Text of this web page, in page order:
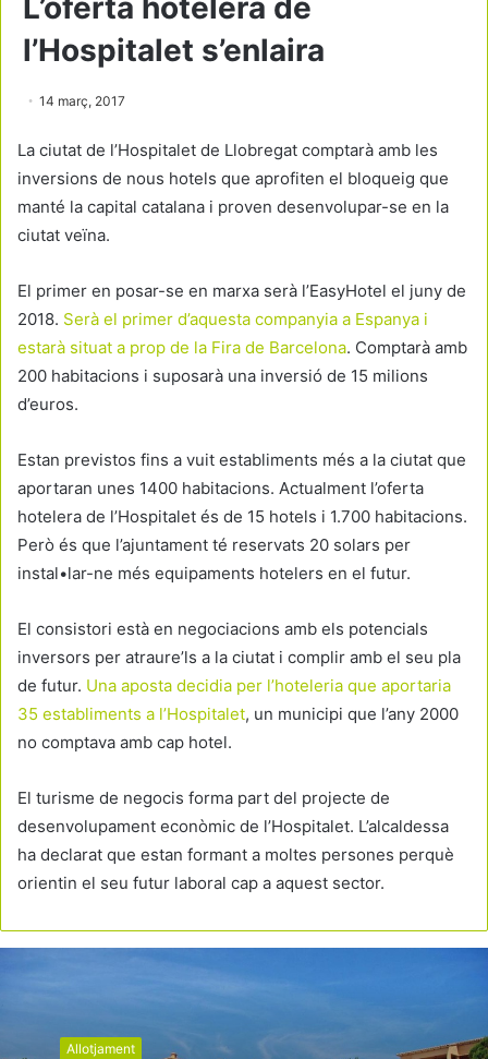
L’oferta hotelera de
l’Hospitalet s’enlaira
14 març, 2017
La ciutat de l’Hospitalet de Llobregat comptarà amb les
inversions de nous hotels que aprofiten el bloqueig que
manté la capital catalana i proven desenvolupar-se en la
ciutat veïna.
El primer en posar-se en marxa serà l’EasyHotel el juny de
2018. Serà el primer d’aquesta companyia a Espanya i
estarà situat a prop de la Fira de Barcelona. Comptarà amb
200 habitacions i suposarà una inversió de 15 milions
d’euros.
Estan previstos fins a vuit establiments més a la ciutat que
aportaran unes 1400 habitacions. Actualment l’oferta
hotelera de l’Hospitalet és de 15 hotels i 1.700 habitacions.
Però és que l’ajuntament té reservats 20 solars per
instal•lar-ne més equipaments hotelers en el futur.
El consistori està en negociacions amb els potencials
inversors per atraure’ls a la ciutat i complir amb el seu pla
de futur. Una aposta decidia per l’hoteleria que aportaria
35 establiments a l’Hospitalet, un municipi que l’any 2000
no comptava amb cap hotel.
El turisme de negocis forma part del projecte de
desenvolupament econòmic de l’Hospitalet. L’alcaldessa
ha declarat que estan formant a moltes persones perquè
orientin el seu futur laboral cap a aquest sector.
Allotjament